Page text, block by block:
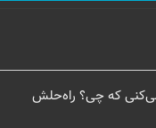
می‌کنی که چی؟ راه‌حلش